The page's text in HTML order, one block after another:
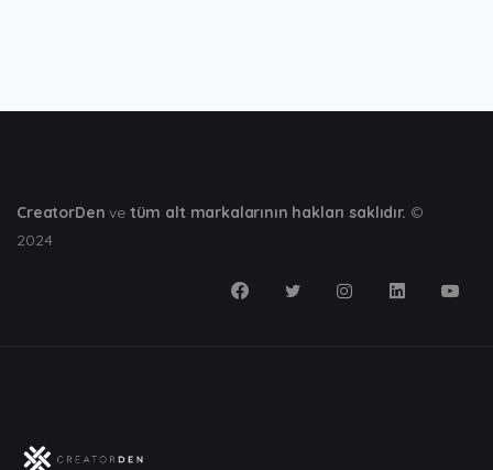
CreatorDen ve tüm alt markalarının hakları saklıdır. ©
2024